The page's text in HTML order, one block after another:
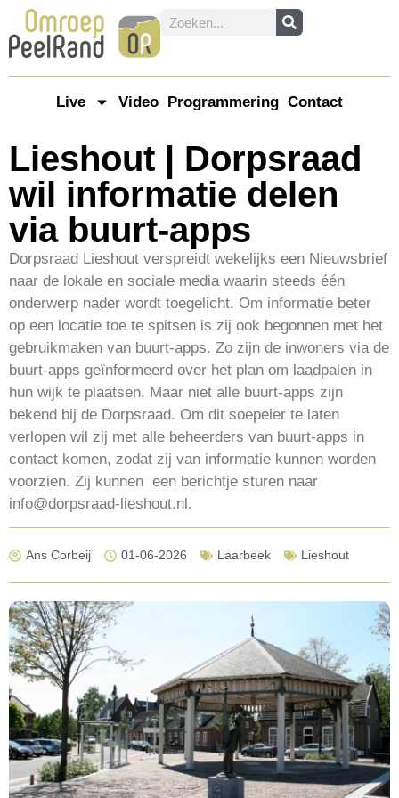
Live Video Programmering Contact
Lieshout | Dorpsraad
wil informatie delen
via buurt-apps
Dorpsraad Lieshout verspreidt wekelijks een Nieuwsbrief
naar de lokale en sociale media waarin steeds één
onderwerp nader wordt toegelicht. Om informatie beter
op een locatie toe te spitsen is zij ook begonnen met het
gebruikmaken van buurt-apps. Zo zijn de inwoners via de
buurt-apps geïnformeerd over het plan om laadpalen in
hun wijk te plaatsen. Maar niet alle buurt-apps zijn
bekend bij de Dorpsraad. Om dit soepeler te laten
verlopen wil zij met alle beheerders van buurt-apps in
contact komen, zodat zij van informatie kunnen worden
voorzien. Zij kunnen een berichtje sturen naar
info@dorpsraad-lieshout.nl.
Ans Corbeij 01-06-2026 Laarbeek Lieshout